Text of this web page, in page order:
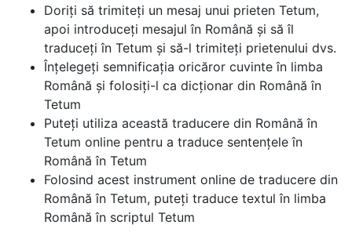
Doriți să trimiteți un mesaj unui prieten Tetum,
apoi introduceți mesajul în Română și să îl
traduceți în Tetum și să-l trimiteți prietenului dvs.
Înțelegeți semnificația oricăror cuvinte în limba
Română și folosiți-l ca dicționar din Română în
Tetum
Puteți utiliza această traducere din Română în
Tetum online pentru a traduce sentențele în
Română în Tetum
Folosind acest instrument online de traducere din
Română în Tetum, puteți traduce textul în limba
Română în scriptul Tetum